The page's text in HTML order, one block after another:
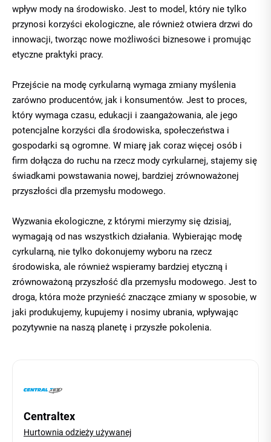
wpływ mody na środowisko. Jest to model, który nie tylko
przynosi korzyści ekologiczne, ale również otwiera drzwi do
innowacji, tworząc nowe możliwości biznesowe i promując
etyczne praktyki pracy.
Przejście na modę cyrkularną wymaga zmiany myślenia
zarówno producentów, jak i konsumentów. Jest to proces,
który wymaga czasu, edukacji i zaangażowania, ale jego
potencjalne korzyści dla środowiska, społeczeństwa i
gospodarki są ogromne. W miarę jak coraz więcej osób i
firm dołącza do ruchu na rzecz mody cyrkularnej, stajemy się
świadkami powstawania nowej, bardziej zrównoważonej
przyszłości dla przemysłu modowego.
Wyzwania ekologiczne, z którymi mierzymy się dzisiaj,
wymagają od nas wszystkich działania. Wybierając modę
cyrkularną, nie tylko dokonujemy wyboru na rzecz
środowiska, ale również wspieramy bardziej etyczną i
zrównoważoną przyszłość dla przemysłu modowego. Jest to
droga, która może przynieść znaczące zmiany w sposobie, w
jaki produkujemy, kupujemy i nosimy ubrania, wpływając
pozytywnie na naszą planetę i przyszłe pokolenia.
Centraltex
Hurtownia odzieży używanej